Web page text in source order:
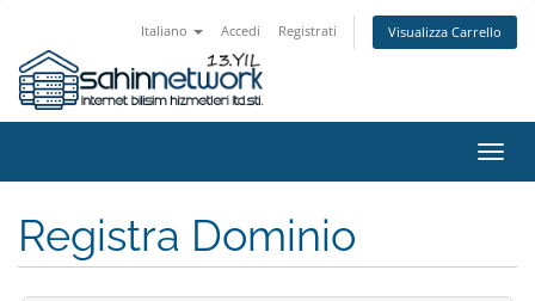
Italiano Accedi Registrati Visualizza Carrello
Attiva
Registra Dominio